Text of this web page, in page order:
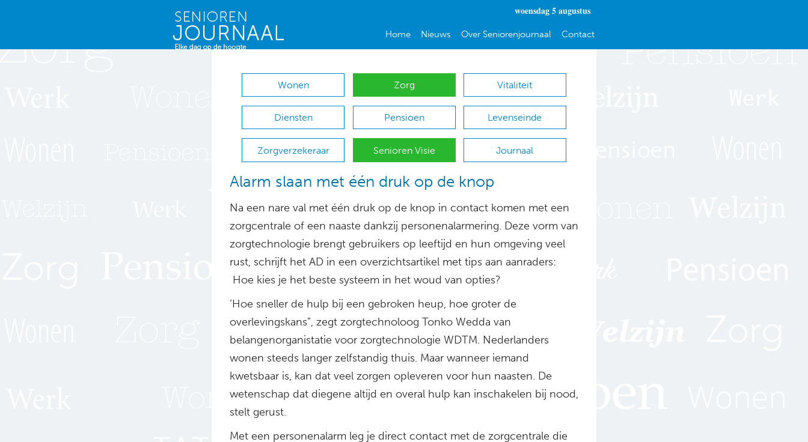
woensdag 5 augustus
Home Nieuws Over Seniorenjournaal Contact
Wonen Zorg Vitaliteit
Diensten Pensioen Levenseinde
Zorgverzekeraar Senioren Visie Journaal
Alarm slaan met één druk op de knop
Na een nare val met één druk op de knop in contact komen met een
zorgcentrale of een naaste dankzij personenalarmering. Deze vorm van
zorgtechnologie brengt gebruikers op leeftijd en hun omgeving veel
rust, schrijft het AD in een overzichtsartikel met tips aan aanraders:
Hoe kies je het beste systeem in het woud van opties?
‘Hoe sneller de hulp bij een gebroken heup, hoe groter de
overlevingskans”, zegt zorgtechnoloog Tonko Wedda van
belangenorganistatie voor zorgtechnologie WDTM. Nederlanders
wonen steeds langer zelfstandig thuis. Maar wanneer iemand
kwetsbaar is, kan dat veel zorgen opleveren voor hun naasten. De
wetenschap dat diegene altijd en overal hulp kan inschakelen bij nood,
stelt gerust.
Met een personenalarm leg je direct contact met de zorgcentrale die